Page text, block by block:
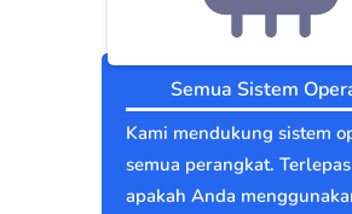
Semua Sistem
Kami mendukung sistem
semua perangkat.
apakah Anda